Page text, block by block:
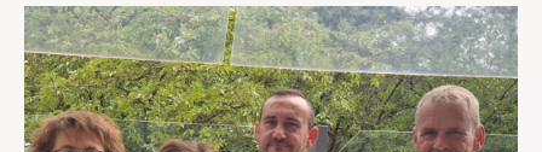
Assistance en vie privée
Développement professionnel